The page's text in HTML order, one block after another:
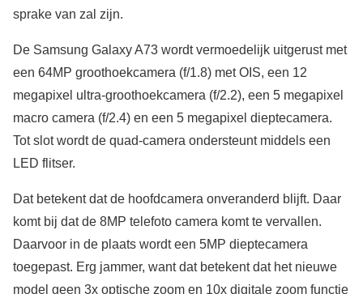
sprake van zal zijn.
De Samsung Galaxy A73 wordt vermoedelijk uitgerust met
een 64MP groothoekcamera (f/1.8) met OIS, een 12
megapixel ultra-groothoekcamera (f/2.2), een 5 megapixel
macro camera (f/2.4) en een 5 megapixel dieptecamera.
Tot slot wordt de quad-camera ondersteunt middels een
LED flitser.
Dat betekent dat de hoofdcamera onveranderd blijft. Daar
komt bij dat de 8MP telefoto camera komt te vervallen.
Daarvoor in de plaats wordt een 5MP dieptecamera
toegepast. Erg jammer, want dat betekent dat het nieuwe
model geen 3x optische zoom en 10x digitale zoom functie